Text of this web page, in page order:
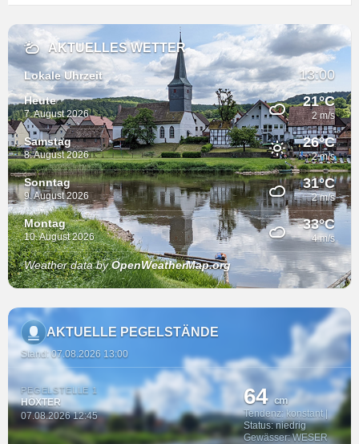
AKTUELLES WETTER
Lokale Uhrzeit 13:00
Heute
7. August 2026
21°C
2 m/s
Samstag
8. August 2026
26°C
2 m/s
Sonntag
9. August 2026
31°C
2 m/s
Montag
10. August 2026
33°C
4 m/s
Weather data byOpenWeatherMap.org
AKTUELLE PEGELSTÄNDE
Stand: 07.08.2026 13:00
PEGELSTELLE 1
HÖXTER
07.08.2026 12:45
64cm
Tendenz: konstant |
Status: niedrig
Gewässer: WESER